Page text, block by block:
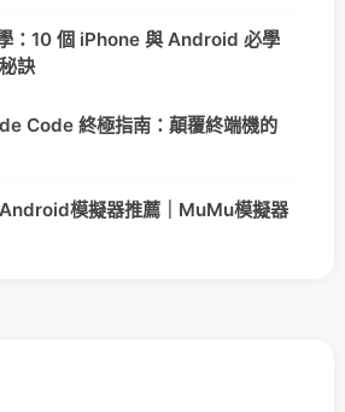
：10 個 iPhone 與 Android 必學
訣
Code 終極指南：顛覆終端機的
模擬器推薦｜MuMu模擬器